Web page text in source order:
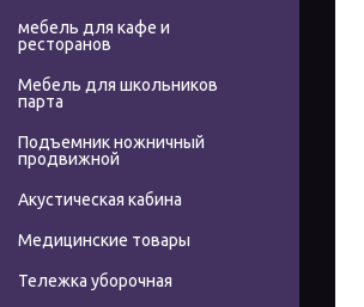
мебель для кафе и
ресторанов
Мебель для школьников
парта
Подъемник ножничный
продвижной
Акустическая кабина
Медицинские товары
Тележка уборочная